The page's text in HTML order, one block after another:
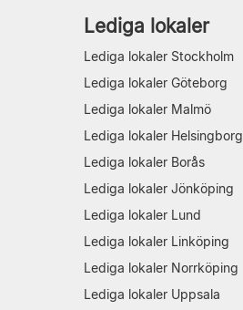
Lediga lokaler
Lediga lokaler Stockholm
Lediga lokaler Göteborg
Lediga lokaler Malmö
Lediga lokaler Helsingborg
Lediga lokaler Borås
Lediga lokaler Jönköping
Lediga lokaler Lund
Lediga lokaler Linköping
Lediga lokaler Norrköping
Lediga lokaler Uppsala